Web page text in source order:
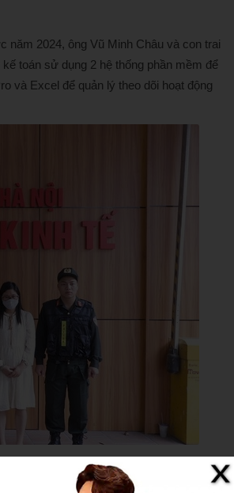
2024, ông Vũ Minh Châu và con trai
toán sử dụng 2 hệ thống phần mềm để
và Excel để quản lý theo dõi hoạt động
ông Vũ Minh Châu chỉ đạo Vũ Minh